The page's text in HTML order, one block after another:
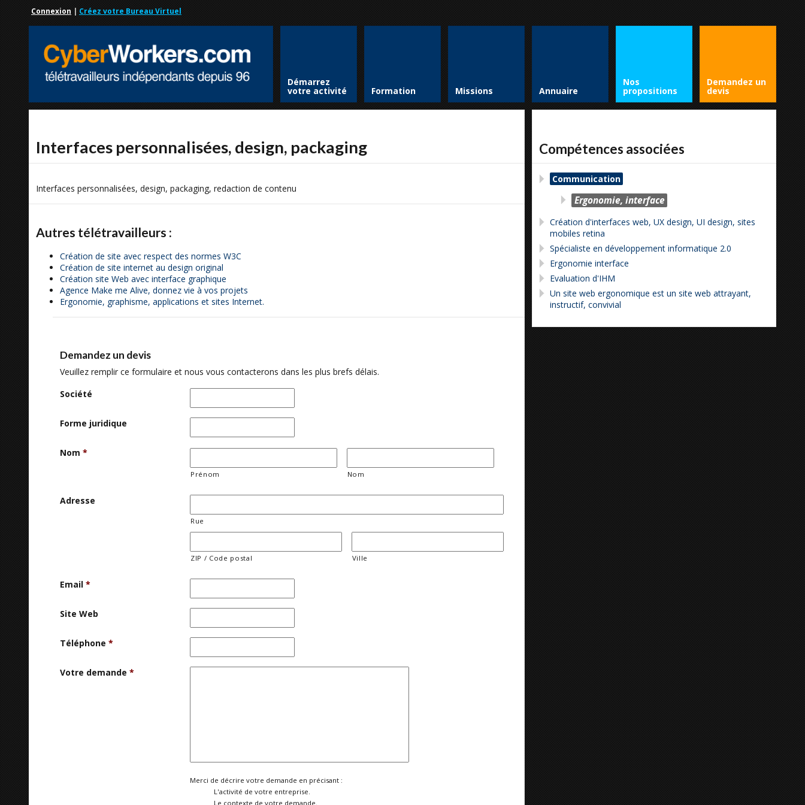
Connexion | Créez votre Bureau Virtuel
Démarrez
votre activité Formation Missions Annuaire
Nos
propositions
Demandez un
devis
Interfaces personnalisées, design, packaging
Interfaces personnalisées, design, packaging, redaction de contenu
Autres télétravailleurs :
Création de site avec respect des normes W3C
Création de site internet au design original
Création site Web avec interface graphique
Agence Make me Alive, donnez vie à vos projets
Ergonomie, graphisme, applications et sites Internet.
Demandez un devis
Veuillez remplir ce formulaire et nous vous contacterons dans les plus brefs délais.
Société
Forme juridique
Nom *
Prénom Nom
Adresse
Rue
ZIP / Code postal Ville
Email *
Site Web
Téléphone *
Votre demande *
Merci de décrire votre demande en précisant :
L'activité de votre entreprise.
Le contexte de votre demande.
Compétences associées
Communication
Ergonomie, interface
Création d'interfaces web, UX design, UI design, sites
mobiles retina
Spécialiste en développement informatique 2.0
Ergonomie interface
Evaluation d'IHM
Un site web ergonomique est un site web attrayant,
instructif, convivial